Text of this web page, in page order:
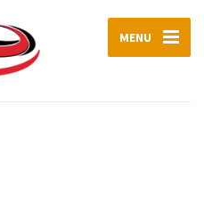
MENU